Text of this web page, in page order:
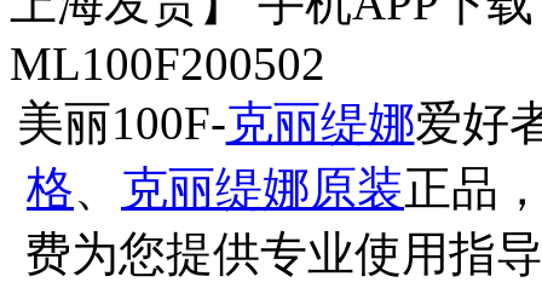
ML100F200502
美丽100F-克丽缇娜爱好
格、 克丽缇娜原装正品
费为您提供专业使用指